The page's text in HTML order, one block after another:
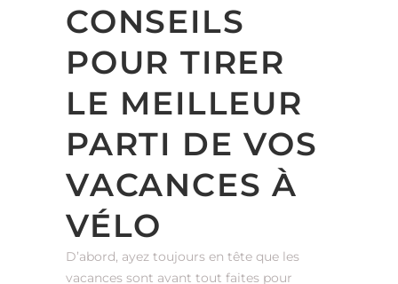
CONSEILS
POUR TIRER
LE MEILLEUR
PARTI DE VOS
VACANCES À
VÉLO
D’abord, ayez toujours en tête que les
vacances sont avant tout faites pour